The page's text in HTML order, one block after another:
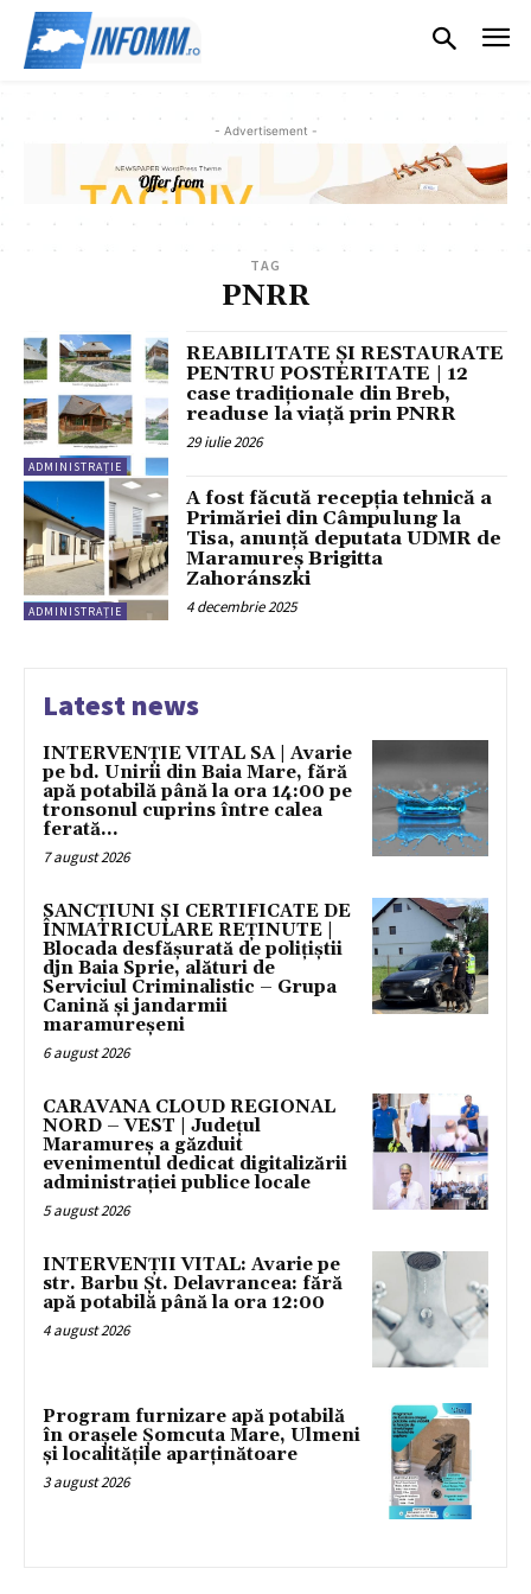
- Advertisement -
TAG
PNRR
ADMINISTRAȚIE
REABILITATE ȘI RESTAURATE
PENTRU POSTERITATE | 12
case tradiționale din Breb,
readuse la viață prin PNRR
29 iulie 2026
ADMINISTRAȚIE
A fost făcută recepția tehnică a
Primăriei din Câmpulung la
Tisa, anunță deputata UDMR de
Maramureș Brigitta
Zahoránszki
4 decembrie 2025
Latest news
INTERVENȚIE VITAL SA | Avarie
pe bd. Unirii din Baia Mare, fără
apă potabilă până la ora 14:00 pe
tronsonul cuprins între calea
ferată...
7 august 2026
SANCȚIUNI ȘI CERTIFICATE DE
ÎNMATRICULARE REȚINUTE |
Blocada desfășurată de polițiștii
djn Baia Sprie, alături de
Serviciul Criminalistic – Grupa
Canină și jandarmii
maramureșeni
6 august 2026
CARAVANA CLOUD REGIONAL
NORD – VEST | Județul
Maramureș a găzduit
evenimentul dedicat digitalizării
administrației publice locale
5 august 2026
INTERVENȚII VITAL: Avarie pe
str. Barbu Șt. Delavrancea: fără
apă potabilă până la ora 12:00
4 august 2026
Program furnizare apă potabilă
în orașele Șomcuta Mare, Ulmeni
și localitățile aparținătoare
3 august 2026